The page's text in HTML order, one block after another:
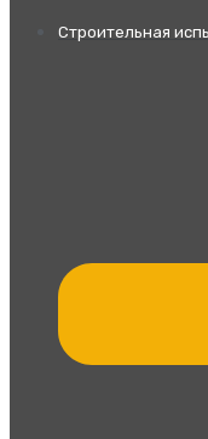
Строительная